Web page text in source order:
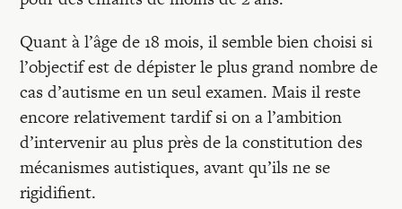
Quant à l’âge de 18 mois, il semble bien choisi si
l’objectif est de dépister le plus grand nombre de
cas d’autisme en un seul examen. Mais il reste
encore relativement tardif si on a l’ambition
d’intervenir au plus près de la constitution des
mécanismes autistiques, avant qu’ils ne se
rigidifient.